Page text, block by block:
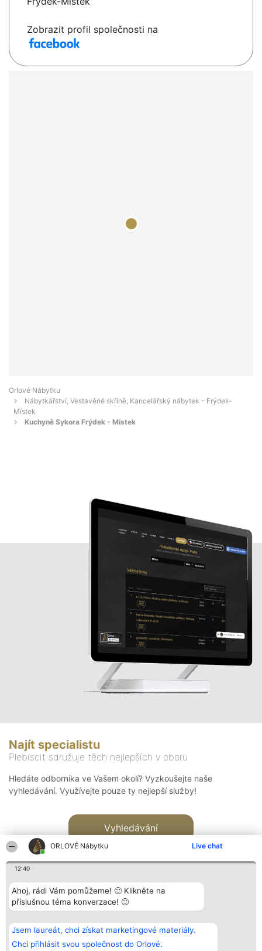
ORLOVÉ Nábytku Live chat
12:40
Ahoj, rádi Vám pomůžeme! 🙂 Klikněte na
příslušnou téma konverzace! 🙂
Jsem laureát, chci získat marketingové materiály.
Chci přihlásit svou společnost do Orlové.
Zobrazit profil společnosti na
Orlové Nábytku
Nábytkářství, Vestavěné skříně, Kancelářský nábytek - Frýdek-
Místek
Kuchyně Sykora Frýdek - Místek
Najít specialistu
Plebiscit sdružuje těch nejlepších v oboru
Hledáte odborníka ve Vašem okolí? Vyzkoušejte naše
vyhledávání. Využívejte pouze ty nejlepší služby!
Vyhledávání
Bright Side Solutions sp. z o.
o. sp. k.
ul. Ruska 22
Wrocław 50-079
Vítězové
Seznam všech
laureátů
Zásady
Kontakt